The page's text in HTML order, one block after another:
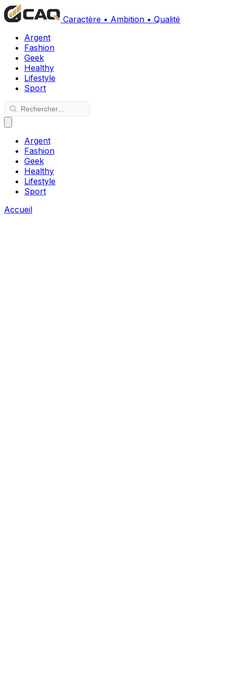
Caractère • Ambition • Qualité
Argent
Fashion
Geek
Healthy
Lifestyle
Sport
Argent
Fashion
Geek
Healthy
Lifestyle
Sport
Accueil